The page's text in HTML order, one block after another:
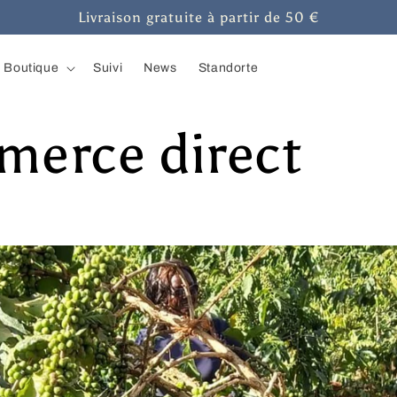
Livraison gratuite à partir de 50 €
Boutique Suivi News Standorte
direct